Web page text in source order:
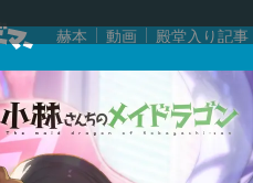
赫本 動画 殿堂入り記事